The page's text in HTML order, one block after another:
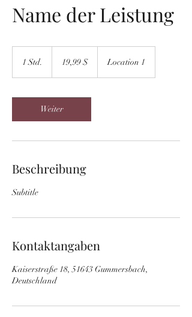
Name der Leistung
1 Std.
d
Dollar19,99 $ Location 1
Weiter
Beschreibung
Subtitle
Kontaktangaben
Kaiserstraße 18, 51643 Gummersbach,
Deutschland